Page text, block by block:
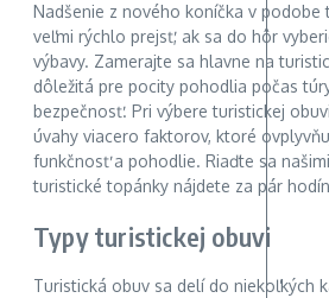
Nadšenie z nového koníčka v podobe
veľmi rýchlo prejsť, ak sa do hôr
výbavy. Zamerajte sa hlavne na
dôležitá pre pocity pohodlia počas
bezpečnosť. Pri výbere turistickej
úvahy viacero faktorov, ktoré
funkčnosť a pohodlie. Riaďte sa
turistické topánky nájdete za pár
Typy turistickej obuvi
Turistická obuv sa delí do niekoľkých